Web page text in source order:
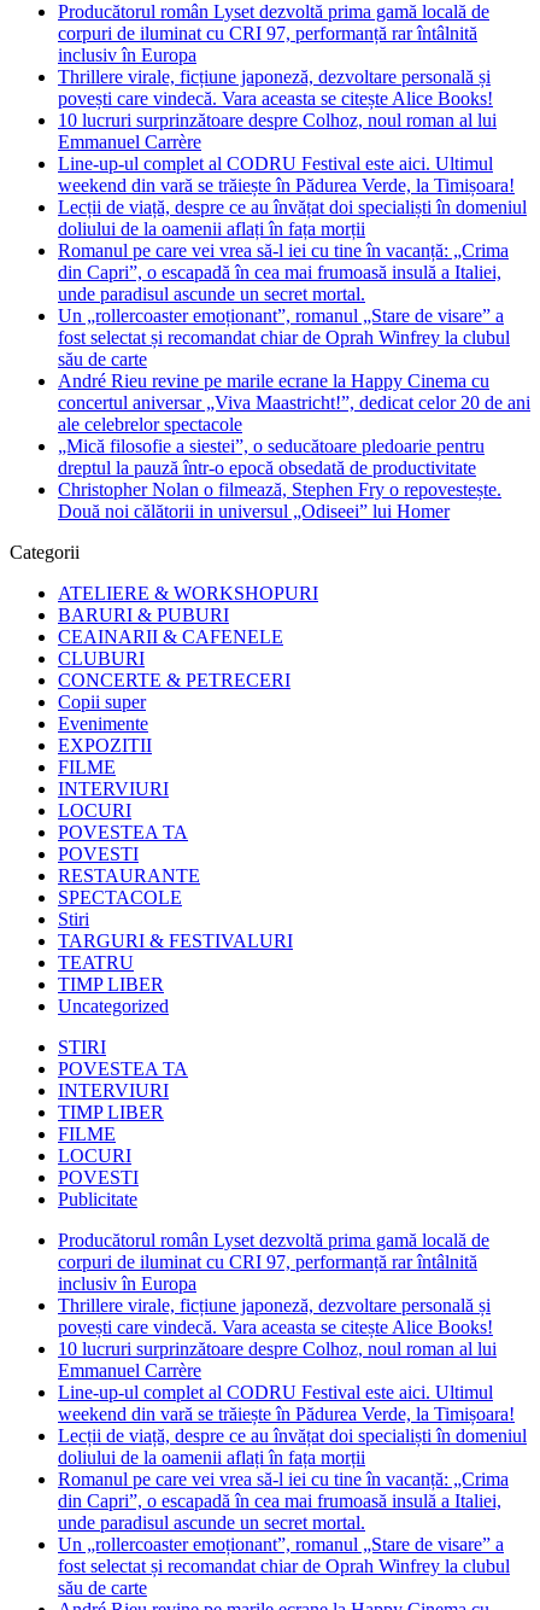
Producătorul român Lyset dezvoltă prima gamă locală de
corpuri de iluminat cu CRI 97, performanță rar întâlnită
inclusiv în Europa
Thrillere virale, ficțiune japoneză, dezvoltare personală și
povești care vindecă. Vara aceasta se citește Alice Books!
10 lucruri surprinzătoare despre Colhoz, noul roman al lui
Emmanuel Carrère
Line-up-ul complet al CODRU Festival este aici. Ultimul
weekend din vară se trăiește în Pădurea Verde, la Timișoara!
Lecții de viață, despre ce au învățat doi specialiști în domeniul
doliului de la oamenii aflați în fața morții
Romanul pe care vei vrea să-l iei cu tine în vacanță: „Crima
din Capri”, o escapadă în cea mai frumoasă insulă a Italiei,
unde paradisul ascunde un secret mortal.
Un „rollercoaster emoționant”, romanul „Stare de visare” a
fost selectat și recomandat chiar de Oprah Winfrey la clubul
său de carte
André Rieu revine pe marile ecrane la Happy Cinema cu
concertul aniversar „Viva Maastricht!”, dedicat celor 20 de ani
ale celebrelor spectacole
„Mică filosofie a siestei”, o seducătoare pledoarie pentru
dreptul la pauză într-o epocă obsedată de productivitate
Christopher Nolan o filmează, Stephen Fry o repovestește.
Două noi călătorii in universul „Odiseei” lui Homer
Categorii
ATELIERE & WORKSHOPURI
BARURI & PUBURI
CEAINARII & CAFENELE
CLUBURI
CONCERTE & PETRECERI
Copii super
Evenimente
EXPOZITII
FILME
INTERVIURI
LOCURI
POVESTEA TA
POVESTI
RESTAURANTE
SPECTACOLE
Stiri
TARGURI & FESTIVALURI
TEATRU
TIMP LIBER
Uncategorized
STIRI
POVESTEA TA
INTERVIURI
TIMP LIBER
FILME
LOCURI
POVESTI
Publicitate
Producătorul român Lyset dezvoltă prima gamă locală de
corpuri de iluminat cu CRI 97, performanță rar întâlnită
inclusiv în Europa
Thrillere virale, ficțiune japoneză, dezvoltare personală și
povești care vindecă. Vara aceasta se citește Alice Books!
10 lucruri surprinzătoare despre Colhoz, noul roman al lui
Emmanuel Carrère
Line-up-ul complet al CODRU Festival este aici. Ultimul
weekend din vară se trăiește în Pădurea Verde, la Timișoara!
Lecții de viață, despre ce au învățat doi specialiști în domeniul
doliului de la oamenii aflați în fața morții
Romanul pe care vei vrea să-l iei cu tine în vacanță: „Crima
din Capri”, o escapadă în cea mai frumoasă insulă a Italiei,
unde paradisul ascunde un secret mortal.
Un „rollercoaster emoționant”, romanul „Stare de visare” a
fost selectat și recomandat chiar de Oprah Winfrey la clubul
său de carte